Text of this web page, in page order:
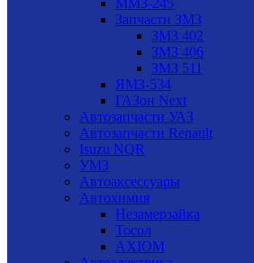
ММЗ-245
Запчасти ЗМЗ
ЗМЗ 402
ЗМЗ 406
ЗМЗ 511
ЯМЗ-534
ГАЗон Next
Автозапчасти УАЗ
Автозапчасти Renault
Isuzu NQR
УМЗ
Автоаксессуары
Автохимия
Незамерзайка
Тосол
AXIOM